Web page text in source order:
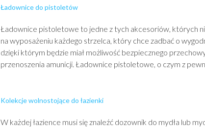
Ładownice do pistoletów
Ładownice pistoletowe to jedne z tych akcesoriów, których
na wyposażeniu każdego strzelca, który chce zadbać o
dzięki którym będzie miał możliwość bezpiecznego
przenoszenia amunicji. Ładownice pistoletowe, o czym z
Kolekcje wolnostojące do łazienki
W każdej łazience musi się znaleźć dozownik do mydła lub